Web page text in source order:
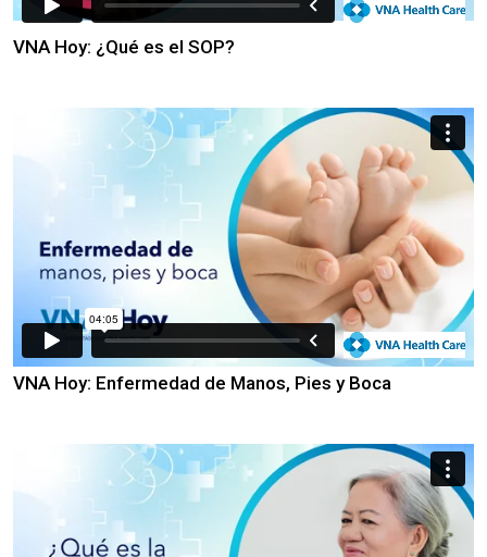
VNA Hoy: ¿Qué es el SOP?
VNA Hoy: Enfermedad de Manos, Pies y Boca